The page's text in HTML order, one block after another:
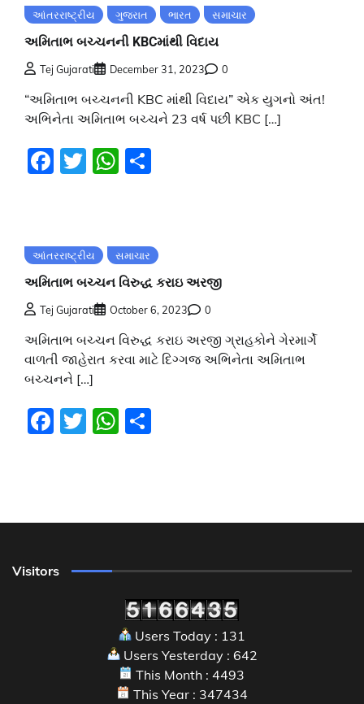
આંતરરાષ્ટ્રીય ગુજરાત ભારત સમાચાર
અમિતાભ બચ્ચનની KBCમાંથી વિદાય
Tej Gujarati December 31, 2023 0
“અમિતાભ બચ્ચનની KBC માંથી વિદાય” એક યુગનો અંત!
અભિનેતા અમિતાભ બચ્ચને 23 વર્ષ પછી KBC […]
Facebook
TwitterWhatsApp
આંતરરાષ્ટ્રીય સમાચાર
અમિતાભ બચ્ચન વિરુદ્ધ કરાઇ અરજી
Tej Gujarati October 6, 2023 0
અમિતાભ બચ્ચન વિરુદ્ધ કરાઇ અરજી ગ્રાહકોને ગેરમાર્ગે
વાળતી જાહેરાત કરવા માટે દિગ્ગજ અભિનેતા અમિતાભ
બચ્ચનને […]
Facebook
TwitterWhatsApp
Visitors
Users Today : 131
Users Yesterday : 642
This Month : 4493
This Year : 347434